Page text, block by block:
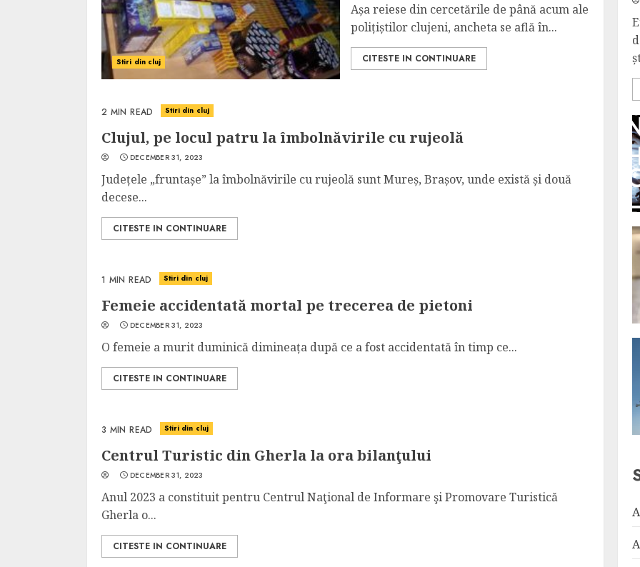
Stiri din cluj
Așa reiese din cercetările de până acum ale
polițiștilor clujeni, ancheta se află în...
CITESTE IN CONTINUARE
2 MIN READ Stiri din cluj
Clujul, pe locul patru la îmbolnăvirile cu rujeolă
DECEMBER 31, 2023
Județele „fruntașe” la îmbolnăvirile cu rujeolă sunt Mureș, Brașov, unde există și două
decese...
CITESTE IN CONTINUARE
1 MIN READ Stiri din cluj
Femeie accidentată mortal pe trecerea de pietoni
DECEMBER 31, 2023
O femeie a murit duminică dimineața după ce a fost accidentată în timp ce...
CITESTE IN CONTINUARE
3 MIN READ Stiri din cluj
Centrul Turistic din Gherla la ora bilanţului
DECEMBER 31, 2023
Anul 2023 a constituit pentru Centrul Naţional de Informare şi Promovare Turistică
Gherla o...
CITESTE IN CONTINUARE